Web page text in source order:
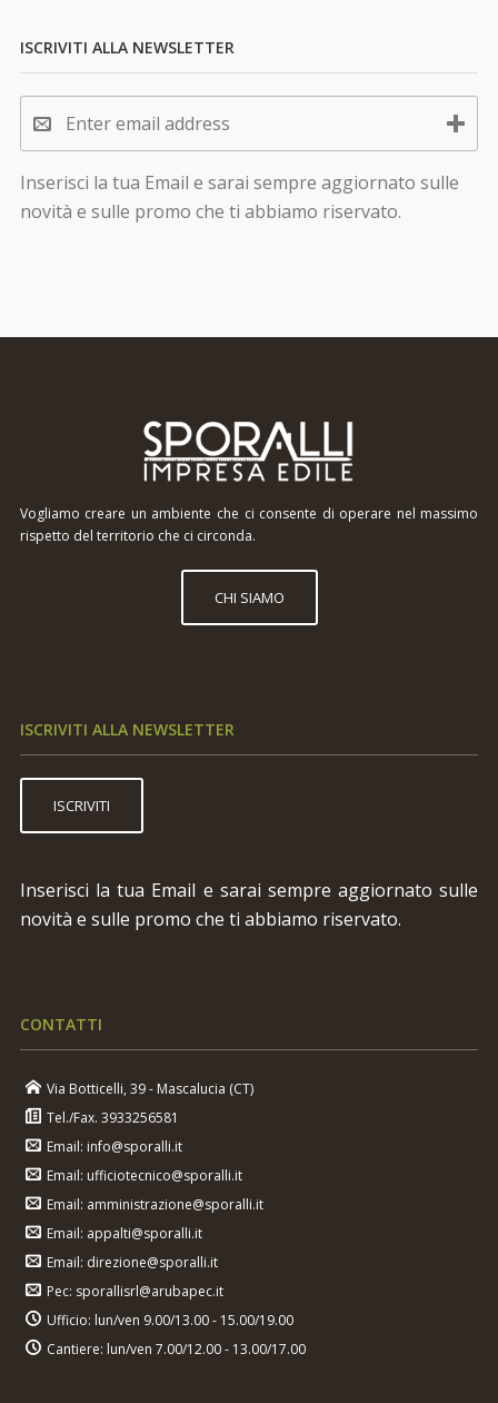
ISCRIVITI ALLA NEWSLETTER
Inserisci la tua Email e sarai sempre aggiornato sulle
novità e sulle promo che ti abbiamo riservato.
Vogliamo creare un ambiente che ci consente di operare nel massimo
rispetto del territorio che ci circonda.
CHI SIAMO
ISCRIVITI ALLA NEWSLETTER
ISCRIVITI
Inserisci la tua Email e sarai sempre aggiornato sulle
novità e sulle promo che ti abbiamo riservato.
CONTATTI
Via Botticelli, 39 - Mascalucia (CT)
Tel./Fax. 3933256581
Email: info@sporalli.it
Email: ufficiotecnico@sporalli.it
Email: amministrazione@sporalli.it
Email: appalti@sporalli.it
Email: direzione@sporalli.it
Pec: sporallisrl@arubapec.it
Ufficio: lun/ven 9.00/13.00 - 15.00/19.00
Cantiere: lun/ven 7.00/12.00 - 13.00/17.00